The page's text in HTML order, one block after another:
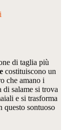
di taglia più
costituiscono un
che amano i
di salame si trova
e si trasforma
questo sontuoso